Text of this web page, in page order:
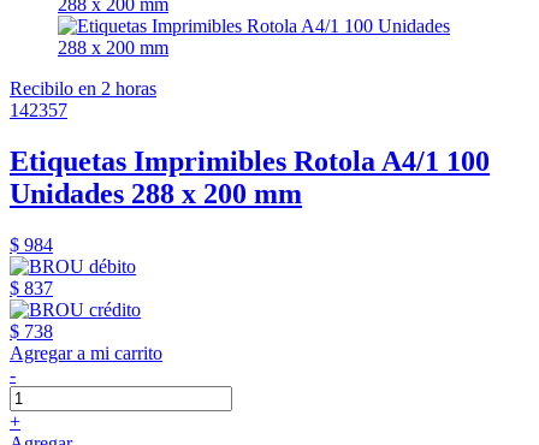
Recibilo en 2 horas
142357
Etiquetas Imprimibles Rotola A4/1 100
Unidades 288 x 200 mm
$ 984
$ 837
$ 738
Agregar a mi carrito
-
+